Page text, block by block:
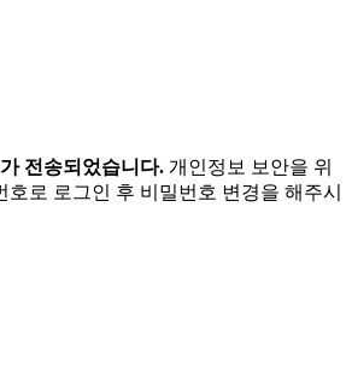
전송되었습니다. 개인정보 보안을 위
로 로그인 후 비밀번호 변경을 해주시